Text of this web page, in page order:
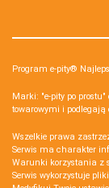
Program e-pity®
Marki: "e-pity po
towarowymi i podlegają
Wszelkie prawa
Serwis ma charakter
Warunki korzystania z
Serwis wykorzystuje